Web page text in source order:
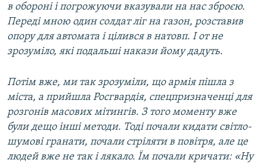
в обороні і погрожуючи вказували на нас зброєю.
Переді мною один солдат ліг на газон, розставив
опору для автомата і цілився в натовп. І от не
зрозуміло, які подальші накази йому дадуть.
Потім вже, ми так зрозуміли, що армія пішла з
міста, а прийшла Росгвардія, спецпризначенці для
розгонів масових мітингів. З того моменту вже
були дещо інші методи. Тоді почали кидати світло-
шумові гранати, почали стріляти в повітря, але це
людей вже не так і лякало. Їм почали кричати: «Ну